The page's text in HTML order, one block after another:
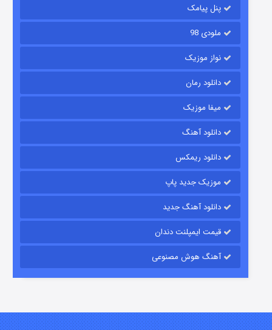
قسمت۱۵ (دوبله) منتشر شد
پنل پیامک
ملودی 98
نواز موزیک
دانلود رمان
میفا موزیک
دانلود آهنگ
دانلود ریمکس
موزیک جدید پاپ
دانلود آهنگ جدید
قیمت ایمپلنت دندان
آهنگ هوش مصنوعی